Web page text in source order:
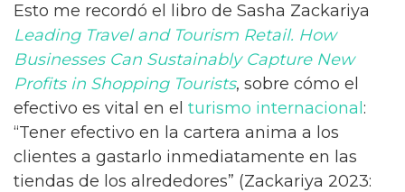
Esto me recordó el libro de Sasha Zackariya
Leading Travel and Tourism Retail. How
Businesses Can Sustainably Capture New
Profits in Shopping Tourists, sobre cómo el
efectivo es vital en el turismo internacional:
“Tener efectivo en la cartera anima a los
clientes a gastarlo inmediatamente en las
tiendas de los alrededores” (Zackariya 2023: